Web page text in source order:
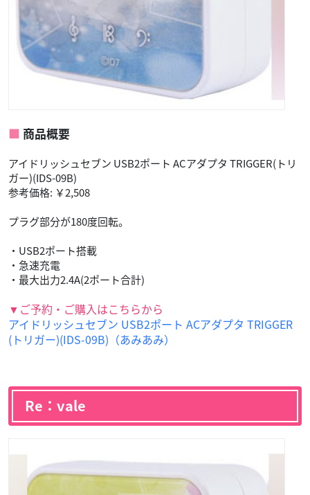
商品概要
アイドリッシュセブン USB2ポート ACアダプタ TRIGGER(トリ
ガー)(IDS-09B)
参考価格: ￥2,508
プラグ部分が180度回転。
・USB2ポート搭載
・急速充電
・最大出力2.4A(2ポート合計)
▼ご予約・ご購入はこちらから
アイドリッシュセブン USB2ポート ACアダプタ TRIGGER
(トリガー)(IDS-09B)（あみあみ）
Re：vale